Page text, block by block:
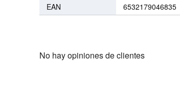
EAN
6532179046835
No hay opiniones de clientes